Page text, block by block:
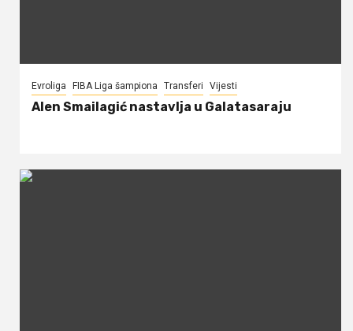
Evroliga FIBA Liga šampiona Transferi Vijesti
Alen Smailagić nastavlja u Galatasaraju